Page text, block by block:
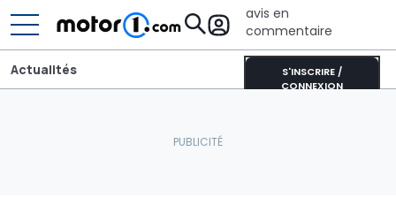
avis en
commentaire
S'INSCRIRE /
CONNEXION
Actualités